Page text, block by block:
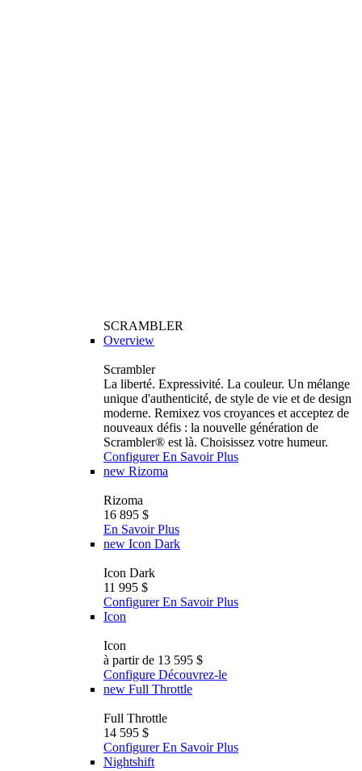
SCRAMBLER
Overview
Scrambler
La liberté. Expressivité. La couleur. Un mélange
unique d'authenticité, de style de vie et de design
moderne. Remixez vos croyances et acceptez de
nouveaux défis : la nouvelle génération de
Scrambler®️ est là. Choisissez votre humeur.
Configurer En Savoir Plus
new Rizoma
Rizoma
16 895 $
En Savoir Plus
new Icon Dark
Icon Dark
11 995 $
Configurer En Savoir Plus
Icon
Icon
à partir de 13 595 $
Configure Découvrez-le
new Full Throttle
Full Throttle
14 595 $
Configurer En Savoir Plus
Nightshift